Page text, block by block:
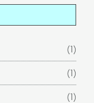
(1)
(1)
(1)